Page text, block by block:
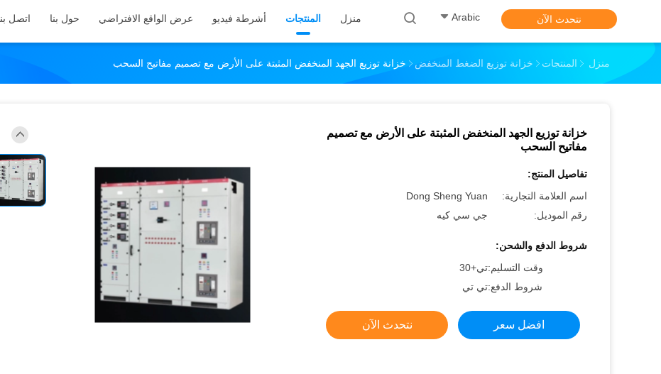
منزل المنتجات أشرطة فيديو عرض الواقع الافتراضي حول بنا اتصل Arabic نتحدث الآن
منزل المنتجات خزانة توزيع الضغط المنخفض خزانة توزيع الجهد المنخفض المثبتة على الأرض مع تصميم مفاتيح السحب
خزانة توزيع الجهد المنخفض المثبتة على الأرض مع تصميم
مفاتيح السحب
تفاصيل المنتج:
اسم العلامة التجارية:
Dong Sheng Yuan
رقم الموديل:
جي سي كيه
شروط الدفع والشحن:
وقت التسليم:تي+30
شروط الدفع:تي تي
افضل سعر نتحدث الآن